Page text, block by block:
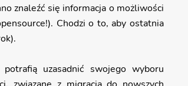
znaleźć się informacja o możliwości
Chodzi o to, aby ostatnia
uzasadnić swojego wyboru